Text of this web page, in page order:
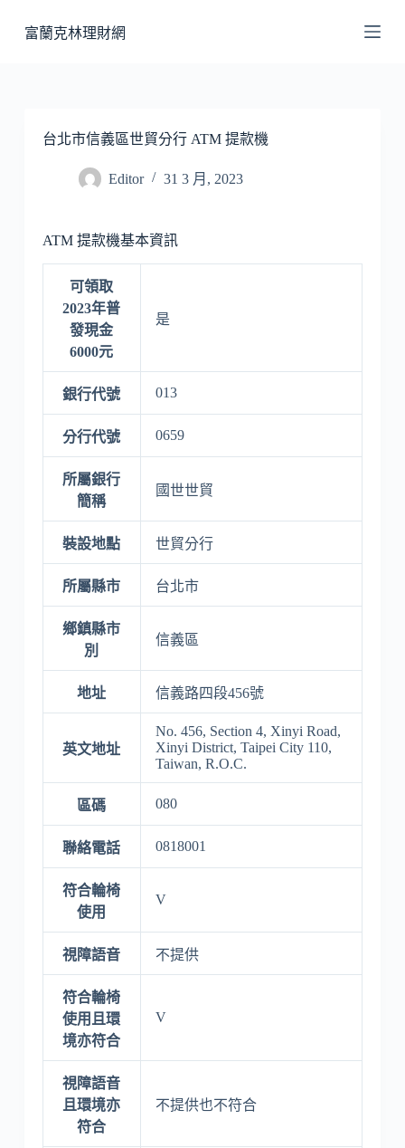
至
富蘭克林理財網
台北市信義區世貿分行 ATM 提款機
Editor 31 3 月, 2023
ATM 提款機基本資訊
可領取
2023年普
發現金
6000元
是
銀行代號 013
分行代號 0659
所屬銀行
簡稱
國世世貿
裝設地點 世貿分行
所屬縣市 台北市
鄉鎮縣市
別
信義區
地址 信義路四段456號
英文地址
No. 456, Section 4, Xinyi Road,
Xinyi District, Taipei City 110,
Taiwan, R.O.C.
區碼 080
聯絡電話 0818001
符合輪椅
使用
V
視障語音 不提供
符合輪椅
使用且環
境亦符合
V
視障語音
且環境亦
符合
不提供也不符合